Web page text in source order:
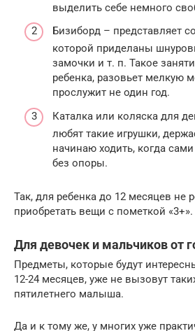
выделить себе немного
Бизиборд – представляет
которой приделаны
замочки и т. п. Такое
ребенка, разовьет мелкую
прослужит не один год.
Каталка или коляска для
любят такие игрушки,
начинаю ходить, когда
без опоры.
Так, для ребенка до 12 месяцев не
приобретать вещи с пометкой «3+».
Для девочек и мальчиков от
Предметы, которые будут
12-24 месяцев, уже не вызовут
пятилетнего малыша.
Да и к тому же, у многих уже